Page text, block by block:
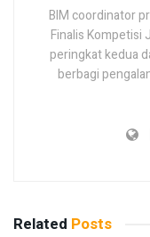
BIM coordinator
Finalis Kompetisi
peringkat kedua
berbagi
Related Posts